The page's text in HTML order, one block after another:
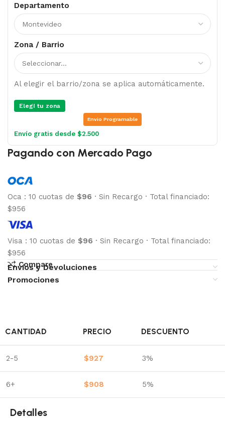
Departamento
Zona / Barrio
Al elegir el barrio/zona se aplica automáticamente.
Elegí tu zona
Envio Programable
Envío gratis desde $2.500
Pagando con Mercado Pago
Oca : 10 cuotas de $96 · Sin Recargo · Total financiado:
$956
Visa : 10 cuotas de $96 · Sin Recargo · Total financiado:
$956
Compare
Envíos y Devoluciones
Promociones
CANTIDAD PRECIO DESCUENTO
2-5 $927 3%
6+ $908 5%
Detalles